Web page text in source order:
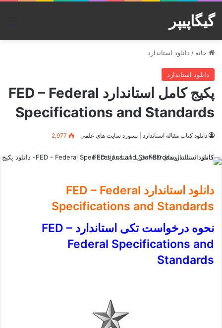
گیگاپیپر
خانه / دانلود استاندارد
دانلود استاندارد
پکیج کامل استاندارد FED – Federal
Specifications and Standards
دانلود کتاب مقاله استاندارد | پسورد سایت های علمی 2,977
دانلود استاندارد FED – Federal
Specifications and Standards
نحوه درخواست تکی استاندارد FED –
Federal Specifications and
Standards